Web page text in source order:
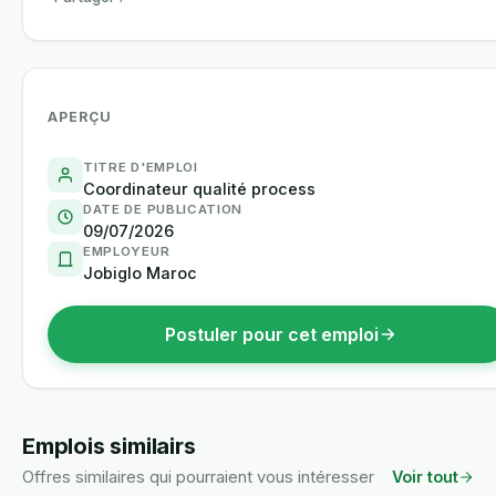
APERÇU
TITRE D'EMPLOI
Coordinateur qualité process
DATE DE PUBLICATION
09/07/2026
EMPLOYEUR
Jobiglo Maroc
Postuler pour cet emploi
Emplois similairs
Offres similaires qui pourraient vous intéresser Voir tout